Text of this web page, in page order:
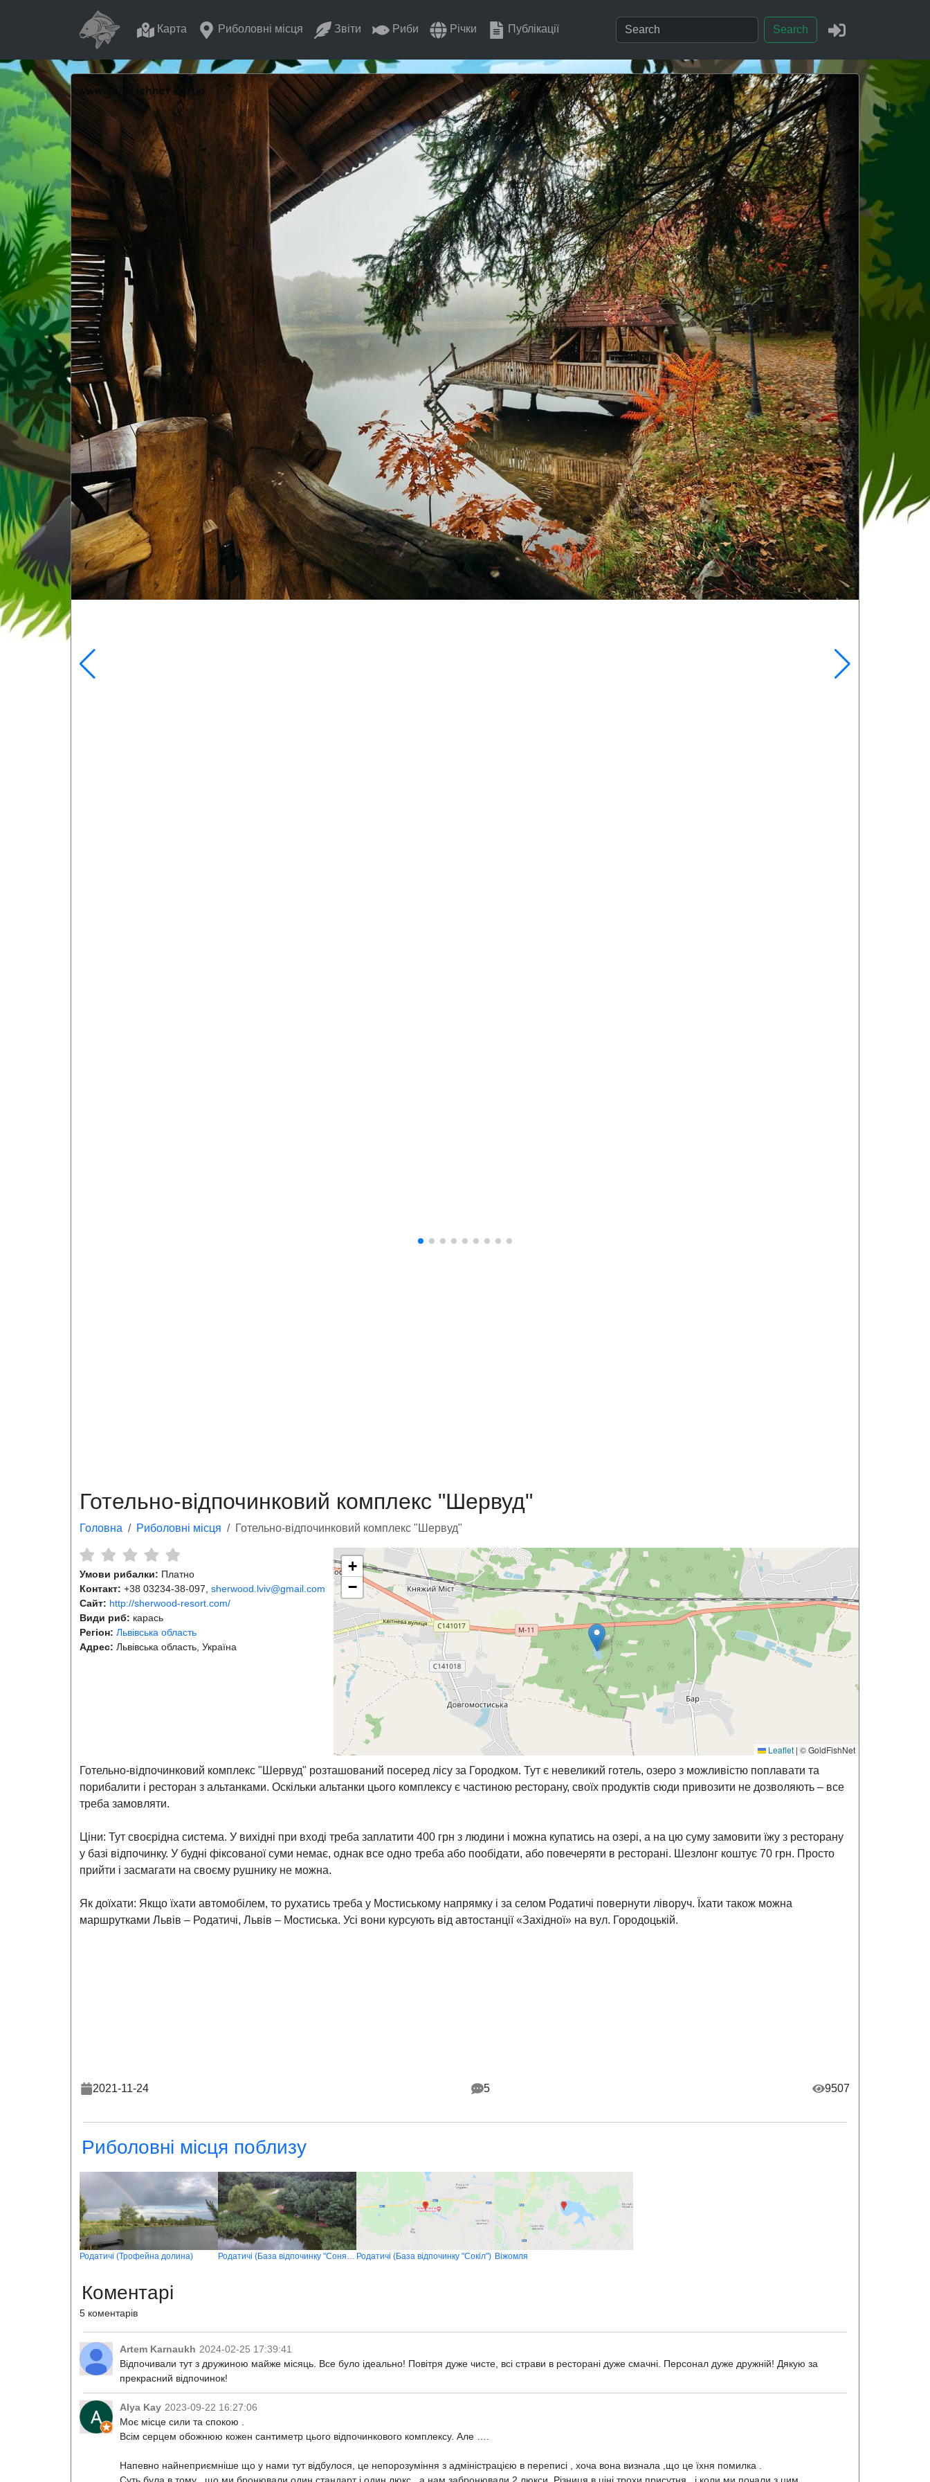
Карта Риболовні місця Звіти Риби Річки Публікації Search
Готельно-відпочинковий комплекс "Шервуд"
Головна Риболовні місця Готельно-відпочинковий комплекс "Шервуд"
Умови рибалки: Платно
Контакт: +38 03234-38-097, sherwood.lviv@gmail.com
Сайт: http://sherwood-resort.com/
Види риб: карась
Регіон: Львівська область
Адрес: Львівська область, Україна
+
−
Leaflet | © GoldFishNet
Готельно-відпочинковий комплекс "Шервуд" розташований посеред лісу за Городком. Тут є невеликий готель, озеро з можливістю поплавати та
порибалити і ресторан з альтанками. Оскільки альтанки цього комплексу є частиною ресторану, своїх продуктів сюди привозити не дозволяють – все
треба замовляти.
Ціни: Тут своєрідна система. У вихідні при вході треба заплатити 400 грн з людини і можна купатись на озері, а на цю суму замовити їжу з ресторану
у базі відпочинку. У будні фіксованої суми немає, однак все одно треба або пообідати, або повечеряти в ресторані. Шезлонг коштує 70 грн. Просто
прийти і засмагати на своєму рушнику не можна.
Як доїхати: Якщо їхати автомобілем, то рухатись треба у Мостиському напрямку і за селом Родатичі повернути ліворуч. Їхати також можна
маршрутками Львів – Родатичі, Львів – Мостиська. Усі вони курсують від автостанції «Західної» на вул. Городоцькій.
2021-11-24 5 9507
Риболовні місця поблизу
Родатичі (Трофейна долина) Родатичі (База відпочинку "Сокіл") Віжомля
Коментарі
5 коментарів
Artem Karnaukh 2024-02-25 17:39:41
Відпочивали тут з дружиною майже місяць. Все було ідеально! Повітря дуже чисте, всі страви в ресторані дуже смачні. Персонал дуже дружній! Дякую за
прекрасний відпочинок!
Alya Kay 2023-09-22 16:27:06
Моє місце сили та спокою .
Всім серцем обожнюю кожен сантиметр цього відпочинкового комплексу. Але ….
Напевно найнеприємніше що у нами тут відбулося, це непорозуміння з адміністрацією в переписі , хоча вона визнала ,що це їхня помилка .
Суть була в тому , що ми бронювали один стандарт і один люкс , а нам забронювали 2 люкси. Різниця в ціні трохи присутня , і коли ми почали з цим